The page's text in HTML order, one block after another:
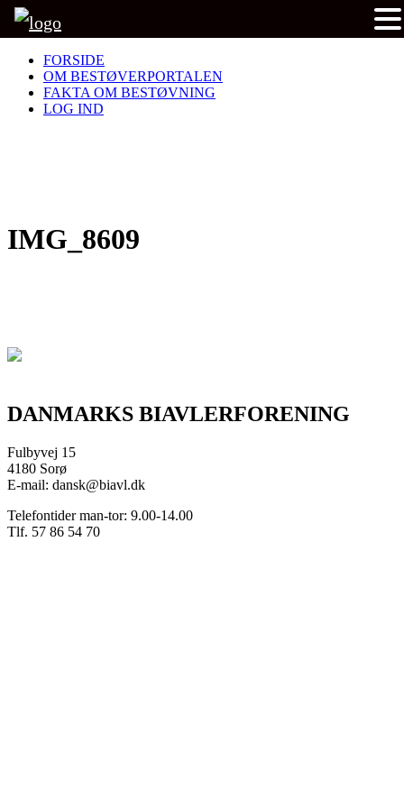
FORSIDE
OM BESTØVERPORTALEN
FAKTA OM BESTØVNING
LOG IND
IMG_8609
DANMARKS BIAVLERFORENING
Fulbyvej 15
4180 Sorø
E-mail: dansk@biavl.dk
Telefontider man-tor: 9.00-14.00
Tlf. 57 86 54 70